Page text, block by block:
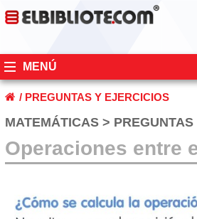
MENÚ
/ PREGUNTAS Y EJERCICIOS
MATEMÁTICAS > PREGUNTAS
Operaciones entre